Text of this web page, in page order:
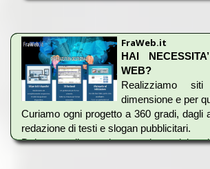
FraWeb.it
HAI
WEB?
Realizziamo
dimensione e per
Curiamo ogni progetto a 360 gradi, dagli
redazione di testi e slogan pubblicitari.
Dal semplice sito vetrina del